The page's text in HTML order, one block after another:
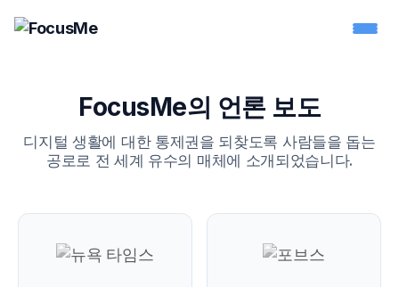
FocusMe의 언론 보도
디지털 생활에 대한 통제권을 되찾도록 사람들을 돕는
공로로 전 세계 유수의 매체에 소개되었습니다.